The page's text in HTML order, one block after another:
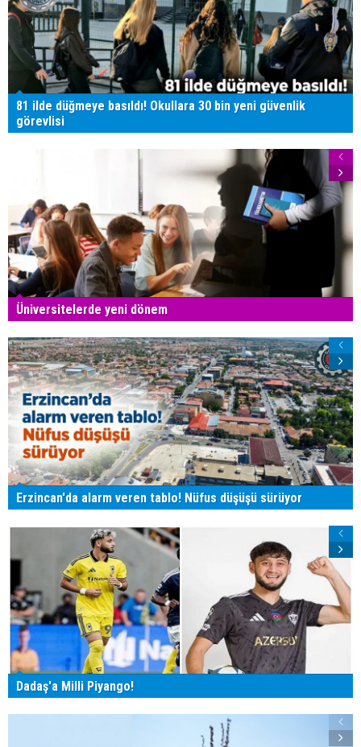
81 ilde düğmeye basıldı! Okullara 30 bin yeni güvenlik
görevlisi
Üniversitelerde yeni dönem
Erzincan'da alarm veren tablo! Nüfus düşüşü sürüyor
Dadaş'a Milli Piyango!